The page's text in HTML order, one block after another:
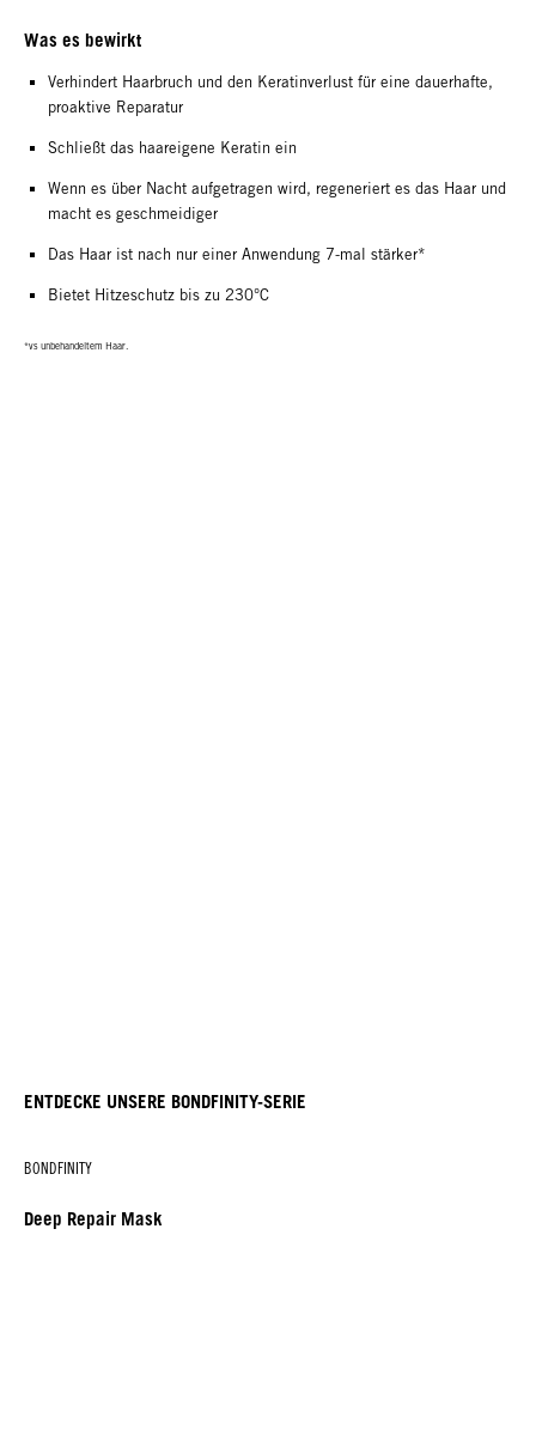
Was es bewirkt
Verhindert Haarbruch und den Keratinverlust für eine dauerhafte,
proaktive Reparatur
Schließt das haareigene Keratin ein
Wenn es über Nacht aufgetragen wird, regeneriert es das Haar und
macht es geschmeidiger
Das Haar ist nach nur einer Anwendung 7-mal stärker*
Bietet Hitzeschutz bis zu 230°C
*vs unbehandeltem Haar.
ENTDECKE UNSERE BONDFINITY-SERIE
BONDFINITY
Deep Repair Mask